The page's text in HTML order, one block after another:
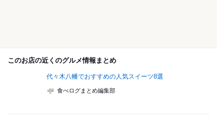
このお店の近くのグルメ情報まとめ
代々木八幡でおすすめの人気スイーツ8選
食べログまとめ編集部